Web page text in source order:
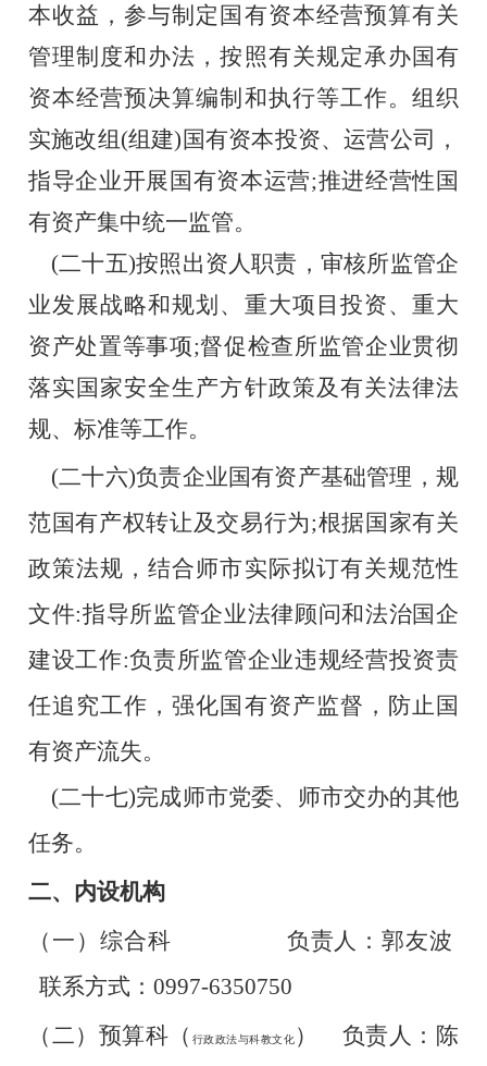
本收益，参与制定国有资本经营预算有关
管理制度和办法，按照有关规定承办国有
资本经营预决算编制和执行等工作。组织
实施改组(组建)国有资本投资、运营公司，
指导企业开展国有资本运营;推进经营性国
有资产集中统一监管。
业发展战略和规划、重大项目投资、重大
资产处置等事项;督促检查所监管企业贯彻
落实国家安全生产方针政策及有关法律法
规、标准等工作。
(二十六)负责企业国有资产基础管理，规
范国有产权转让及交易行为;根据国家有关
政策法规，结合师市实际拟订有关规范性
文件:指导所监管企业法律顾问和法治国企
建设工作:负责所监管企业违规经营投资责
任追究工作，强化国有资产监督，防止国
有资产流失。
(二十七)完成师市党委、师市交办的其他
任务。
二、内设机构
（一） 综合科
负责人：郭友波
联系方式：0997-6350750
（二）预算科（ 行政政法与科教文化 ） 负责人：陈